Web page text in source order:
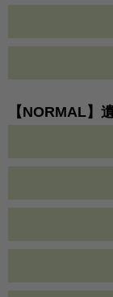
【NORMAL】